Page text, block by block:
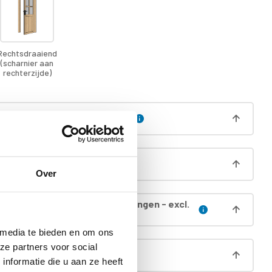
Over
te bieden en om ons
partners voor social
die u aan ze heeft
(scharnier aan
rechterzijde)
dak (incl. boei & gordingen - excl.
deur incl. kozijn